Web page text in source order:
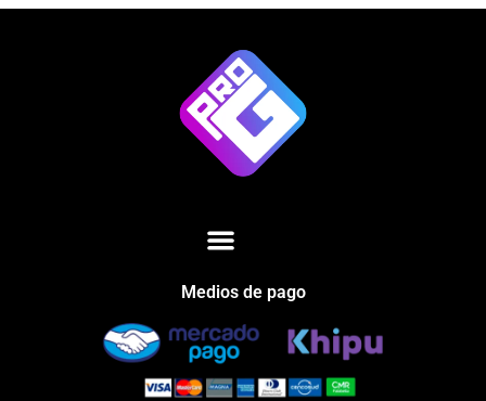
Medios de pago